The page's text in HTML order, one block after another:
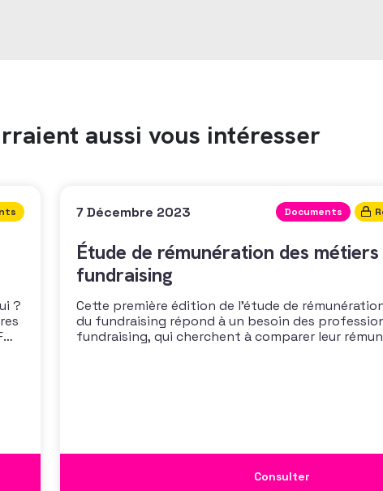
aussi vous intéresser
?
7 Décembre 2023 Documents
Étude de rémunération des métiers
fundraising
Cette première édition de l’étude de
du fundraising répond à un besoin des
fundraising, qui cherchent à comparer leur
Consulter